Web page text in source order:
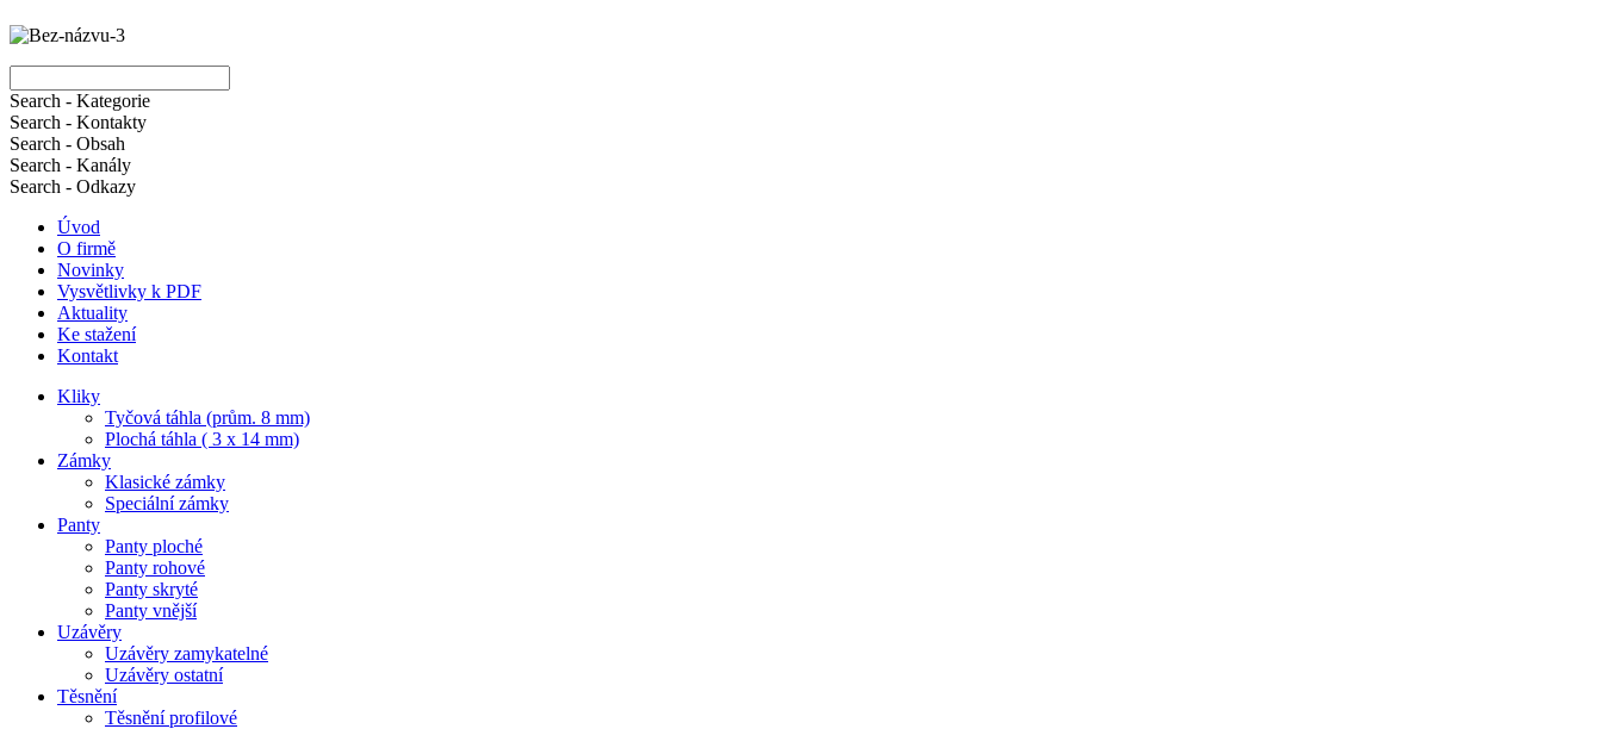
Search - Kategorie
Search - Kontakty
Search - Obsah
Search - Kanály
Search - Odkazy
Úvod
O firmě
Novinky
Vysvětlivky k PDF
Aktuality
Ke stažení
Kontakt
Kliky
Tyčová táhla (prům. 8 mm)
Plochá táhla ( 3 x 14 mm)
Zámky
Klasické zámky
Speciální zámky
Panty
Panty ploché
Panty rohové
Panty skryté
Panty vnější
Uzávěry
Uzávěry zamykatelné
Uzávěry ostatní
Těsnění
Těsnění profilové